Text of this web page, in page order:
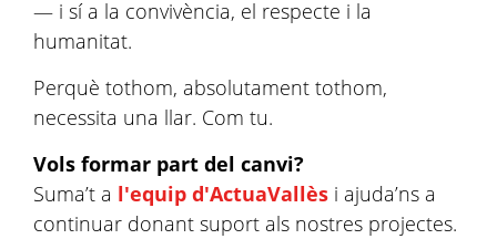
— i sí a la convivència, el respecte i la
humanitat.
Perquè tothom, absolutament tothom,
necessita una llar. Com tu.
Vols formar part del canvi?
Suma’t a l'equip d'ActuaVallès i ajuda’ns a
continuar donant suport als nostres projectes.